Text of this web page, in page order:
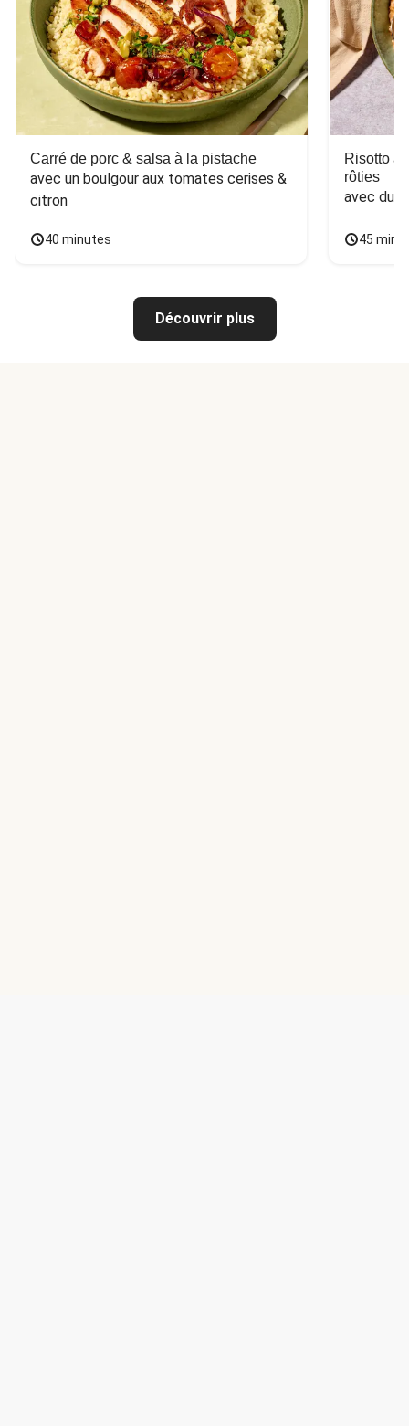
Carré de porc & salsa à la pistache
avec un boulgour aux tomates cerises &
citron
40 minutes
Risotto
rôties
avec du
45
Découvrir plus